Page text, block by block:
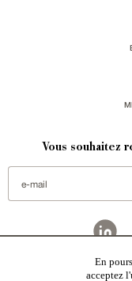
Vous souhaitez
Patrice Besse est une
En
acceptez